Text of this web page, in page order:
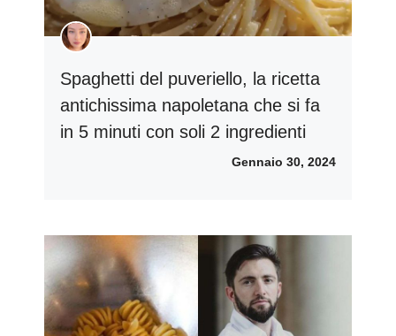
Spaghetti del puveriello, la ricetta
antichissima napoletana che si fa
in 5 minuti con soli 2 ingredienti
Gennaio 30, 2024